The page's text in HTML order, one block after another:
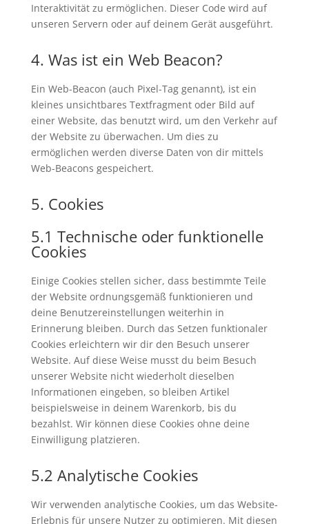
Interaktivität zu ermöglichen. Dieser Code wird auf
unseren Servern oder auf deinem Gerät ausgeführt.
4. Was ist ein Web Beacon?
Ein Web-Beacon (auch Pixel-Tag genannt), ist ein
kleines unsichtbares Textfragment oder Bild auf
einer Website, das benutzt wird, um den Verkehr auf
der Website zu überwachen. Um dies zu
ermöglichen werden diverse Daten von dir mittels
Web-Beacons gespeichert.
5. Cookies
5.1 Technische oder funktionelle
Cookies
Einige Cookies stellen sicher, dass bestimmte Teile
der Website ordnungsgemäß funktionieren und
deine Benutzereinstellungen weiterhin in
Erinnerung bleiben. Durch das Setzen funktionaler
Cookies erleichtern wir dir den Besuch unserer
Website. Auf diese Weise musst du beim Besuch
unserer Website nicht wiederholt dieselben
Informationen eingeben, so bleiben Artikel
beispielsweise in deinem Warenkorb, bis du
bezahlst. Wir können diese Cookies ohne deine
Einwilligung platzieren.
5.2 Analytische Cookies
Wir verwenden analytische Cookies, um das Website-
Erlebnis für unsere Nutzer zu optimieren. Mit diesen